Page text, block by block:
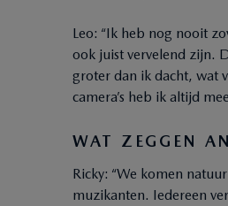
Leo: “Ik heb nog nooit
ook juist vervelend zijn.
groter dan ik dacht, wat
camera’s heb ik altijd
WAT ZEGGEN
Ricky: “We komen
muzikanten. Iedereen